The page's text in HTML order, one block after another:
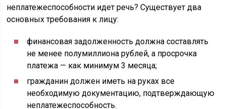
неплатежеспособности идет речь? Существует два
основных требования к лицу:
финансовая задолженность должна составлять
не менее полумиллиона рублей, а просрочка
платежа — как минимум 3 месяца;
гражданин должен иметь на руках все
необходимую документацию, подтверждающую
неплатежеспособность.